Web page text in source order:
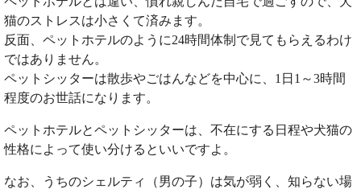
猫のストレスは小さくて済みます。
反面、ペットホテルのように24時間体制で見てもらえるわけ
ではありません。
ペットシッターは散歩やごはんなどを中心に、1日1～3時間
程度のお世話になります。
ペットホテルとペットシッターは、不在にする日程や犬猫の
性格によって使い分けるといいですよ。
なお、うちのシェルティ（男の子）は気が弱く、知らない場